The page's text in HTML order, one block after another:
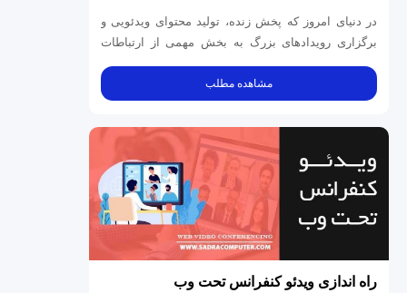
کاربرد، تجهیزات و طراحی حرفه‌ای
در دنیای امروز که پخش زنده، تولید محتوای ویدئویی و
برگزاری رویدادهای بزرگ به بخش مهمی از ارتباطات
مشاهده مطلب
راه اندازی ویدئو کنفرانس تحت وب